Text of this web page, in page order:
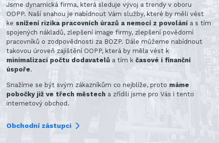
Jsme dynamická firma, která sleduje vývoj a trendy v oboru
OOPP. Naší snahou je nabídnout Vám služby, které by měli vést
ke snížení rizika pracovních úrazů a nemocí z povolání a s tím
spojených nákladů, zlepšení image firmy, zlepšení povědomí
pracovníků o zodpovědnosti za BOZP. Dále můžeme nabídnout
takovou úroveň zajištění OOPP, která by měla vést k
minimalizaci počtu dodavatelů a tím kčasové i finanční
úspoře.
Snažíme se být svým zákazníkům co nejblíže, proto máme
pobočky již ve třech městech a zřídili jsme pro Vás i tento
internetový obchod.
Obchodní zástupci